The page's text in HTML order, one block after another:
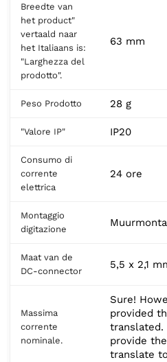
Breedte van
het product"
vertaald naar
het Italiaans is:
"Larghezza del
prodotto".
63 mm
Peso Prodotto 28 g
"Valore IP" IP20
Consumo di
corrente
elettrica
24 ore
Montaggio
digitazione
Maat van de
DC-connector
5,5 x 2,1
Massima
corrente
nominale.
Sure!
provided
translated.
provide
translate